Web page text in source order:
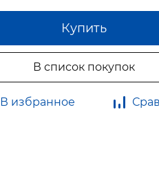
Купить
В список покупок
В избранное